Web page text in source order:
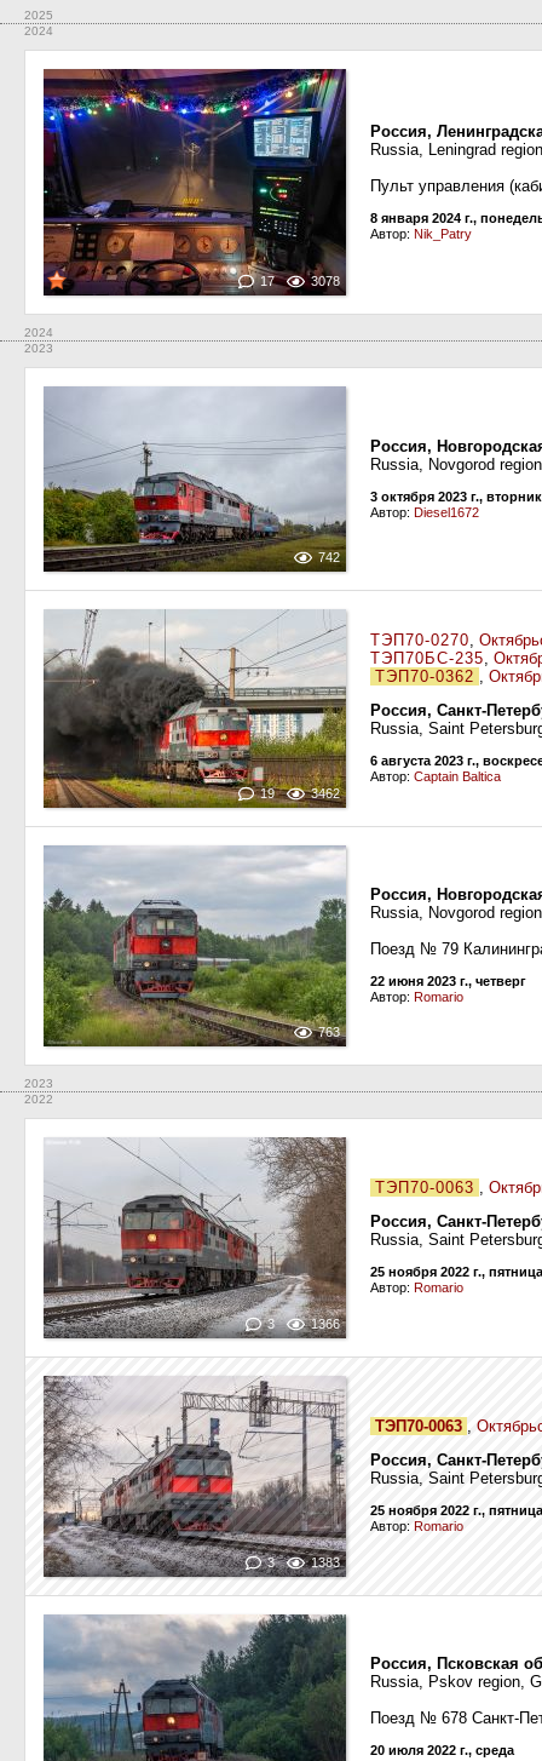
2025
2024
17 3078
Россия,
Russia, Leningrad
Пульт управления
8 января 2024 г.,
Автор: Nik_Patry
2024
2023
742
Россия,
Russia, Novgorod
3 октября 2023 г., вторник
Автор: Diesel1672
19 3462
ТЭП70-0270,
ТЭП70БС-235,
ТЭП70-0362 ,
Россия, Санкт-
Russia, Saint
6 августа 2023 г.,
Автор: Captain Baltica
763
Россия,
Russia, Novgorod
Поезд № 79
22 июня 2023 г., четверг
Автор: Romario
2023
2022
3 1366
ТЭП70-0063 ,
Россия, Санкт-
Russia, Saint
25 ноября 2022 г., пятница
Автор: Romario
3 1383
ТЭП70-0063 ,
Россия, Санкт-
Russia, Saint
25 ноября 2022 г., пятница
Автор: Romario
Россия, Псковская
Russia, Pskov region,
Поезд № 678 Санкт-
20 июля 2022 г., среда